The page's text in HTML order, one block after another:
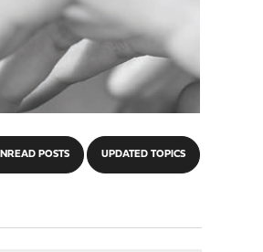
POSTS UPDATED TOPICS